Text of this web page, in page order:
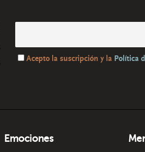
Acepto la suscripción y la Política
Emociones